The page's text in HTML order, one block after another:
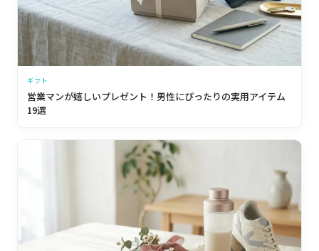
ギフト
営業マンが嬉しいプレゼント！男性にぴったりの実用アイテム
19選